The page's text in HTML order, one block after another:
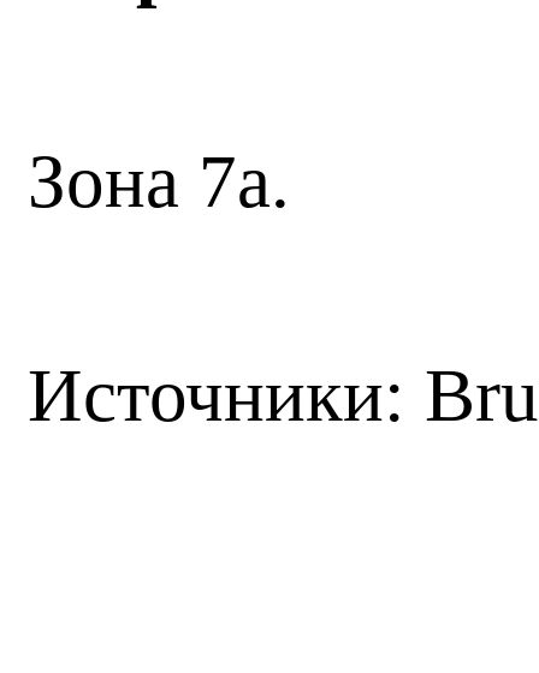
Зона 7а.
Источники: